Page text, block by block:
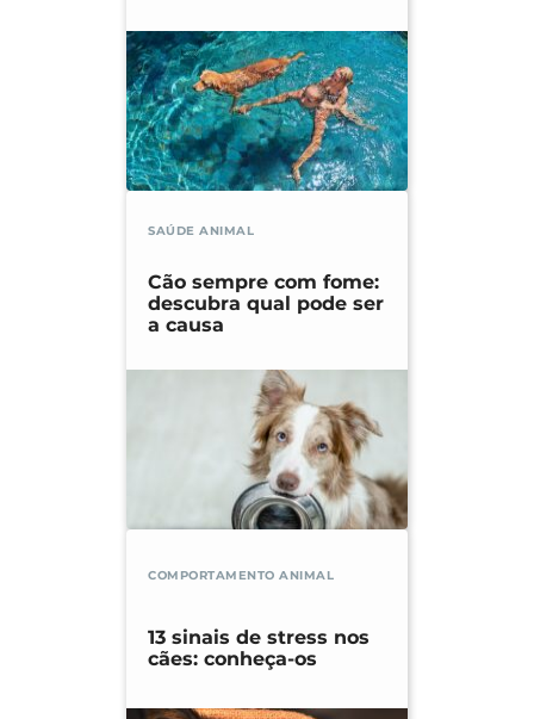
SAÚDE ANIMAL
Cão sempre com fome:
descubra qual pode ser
a causa
COMPORTAMENTO ANIMAL
13 sinais de stress nos
cães: conheça-os